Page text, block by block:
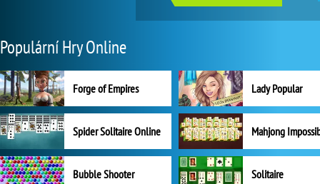
Populární Hry Online
Forge of Empires Lady Popular
Spider Solitaire Online Mahjong
Bubble Shooter Solitaire